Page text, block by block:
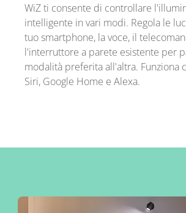
WiZ ti consente di controllare
intelligente in vari modi. Regola le
tuo smartphone, la voce, il
l'interruttore a parete esistente per
modalità preferita all'altra. Funziona
Siri, Google Home e Alexa.